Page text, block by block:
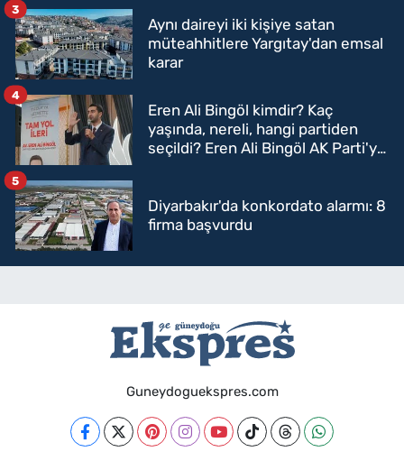
Aynı daireyi iki kişiye satan
müteahhitlere Yargıtay'dan emsal
karar
3
Eren Ali Bingöl kimdir? Kaç
yaşında, nereli, hangi partiden
seçildi? Eren Ali Bingöl AK Parti'ye
4
Diyarbakır'da konkordato alarmı: 8
firma başvurdu
5
Guneydoguekspres.com